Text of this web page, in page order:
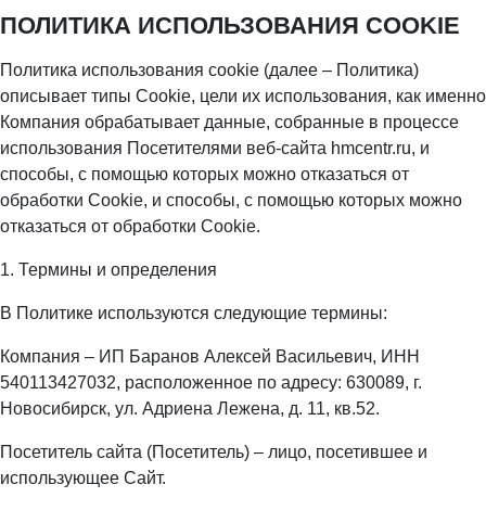
ПОЛИТИКА ИСПОЛЬЗОВАНИЯ COOKIE
Политика использования cookie (далее – Политика)
описывает типы Cookie, цели их использования, как именно
Компания обрабатывает данные, собранные в процессе
использования Посетителями веб-сайта hmcentr.ru, и
способы, с помощью которых можно отказаться от
обработки Cookie, и способы, с помощью которых можно
отказаться от обработки Cookie.
1. Термины и определения
В Политике используются следующие термины:
Компания – ИП Баранов Алексей Васильевич, ИНН
540113427032, расположенное по адресу: 630089, г.
Новосибирск, ул. Адриена Лежена, д. 11, кв.52.
Посетитель сайта (Посетитель) – лицо, посетившее и
использующее Сайт.